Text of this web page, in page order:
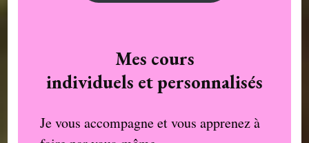
Mes cours
individuels et personnalisés
Je vous accompagne et vous apprenez à